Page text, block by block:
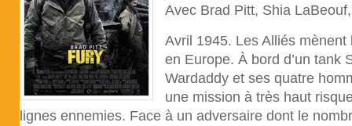
Avec Brad Pitt, Shia
Avril 1945. Les Alliés
en Europe. À bord d’un tank
Wardaddy et ses quatre
une mission à très haut
lignes ennemies. Face à un adversaire dont le